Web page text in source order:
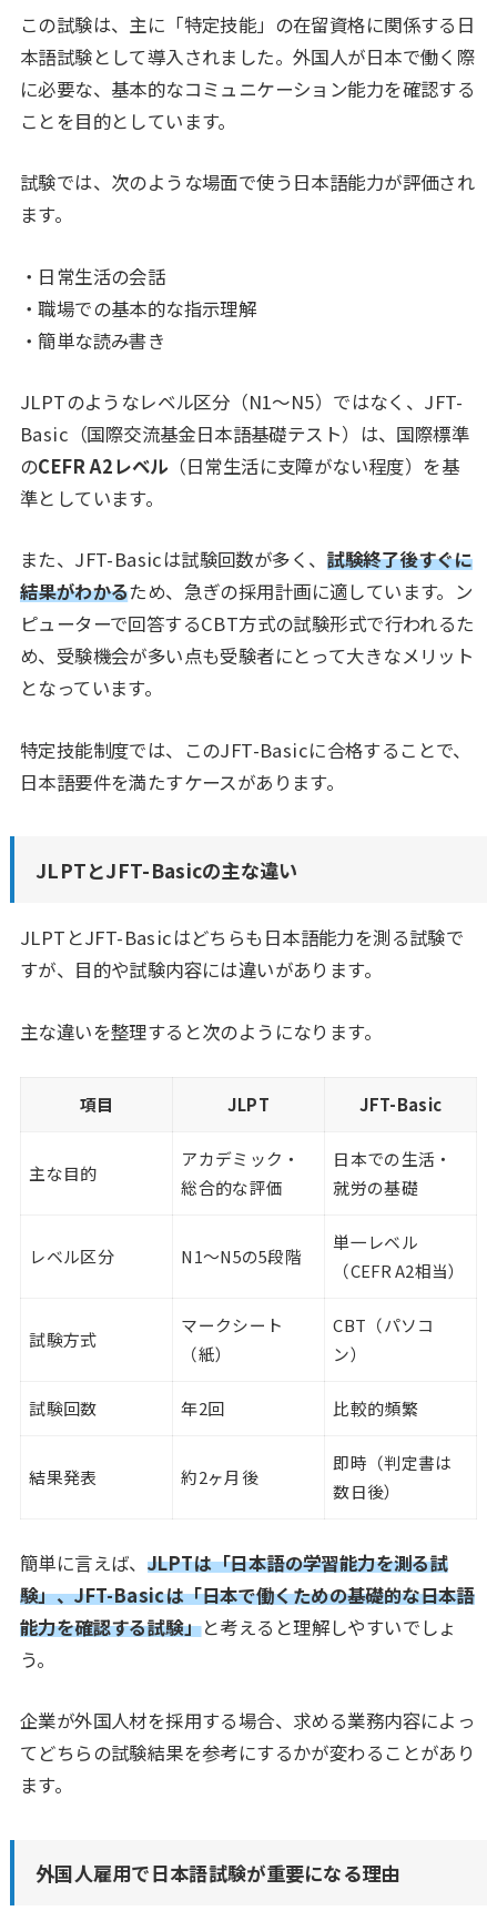
この試験は、主に「特定技能」の在留資格に関係する日
本語試験として導入されました。外国人が日本で働く際
に必要な、基本的なコミュニケーション能力を確認する
ことを目的としています。
試験では、次のような場面で使う日本語能力が評価され
ます。
・日常生活の会話
・職場での基本的な指示理解
・簡単な読み書き
JLPTのようなレベル区分（N1〜N5）ではなく、JFT-
Basic（国際交流基金日本語基礎テスト）は、国際標準
のCEFR A2レベル（日常生活に支障がない程度）を基
準としています。
また、JFT-Basicは試験回数が多く、 試験終了後すぐに
結果がわかるため、急ぎの採用計画に適しています。ン
ピューターで回答するCBT方式の試験形式で行われるた
め、受験機会が多い点も受験者にとって大きなメリット
となっています。
特定技能制度では、このJFT-Basicに合格することで、
日本語要件を満たすケースがあります。
JLPTとJFT-Basicの主な違い
JLPTとJFT-Basicはどちらも日本語能力を測る試験で
すが、目的や試験内容には違いがあります。
主な違いを整理すると次のようになります。
項目 JLPT JFT-Basic
主な目的
アカデミック・
総合的な評価
日本での生活・
就労の基礎
レベル区分 N1〜N5の5段階
単一レベル
（CEFR A2相当）
試験方式
マークシート
（紙）
CBT（パソコ
ン）
試験回数 年2回 比較的頻繁
結果発表 約2ヶ月後
即時（判定書は
数日後）
簡単に言えば、 JLPTは「日本語の学習能力を測る試
験」、JFT-Basicは「日本で働くための基礎的な日本語
能力を確認する試験」と考えると理解しやすいでしょ
う。
企業が外国人材を採用する場合、求める業務内容によっ
てどちらの試験結果を参考にするかが変わることがあり
ます。
外国人雇用で日本語試験が重要になる理由